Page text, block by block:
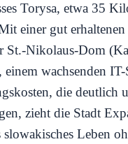
Torysa, etwa 35
einer gut erhaltenen
St.-Nikolaus-Dom
wachsenden
die deutlich
zieht die Stadt
slowakisches Leben